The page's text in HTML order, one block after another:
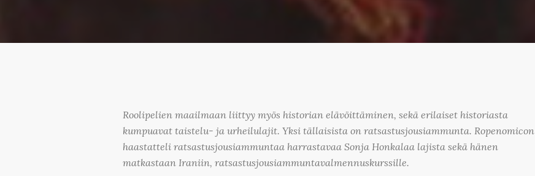
Roolipelien maailmaan liittyy myös historian elävöittäminen, sekä erilaiset historiasta
kumpuavat taistelu- ja urheilulajit. Yksi tällaisista on ratsastusjousiammunta. Ropenomicon
haastatteli ratsastusjousiammuntaa harrastavaa Sonja Honkalaa lajista sekä hänen
matkastaan Iraniin, ratsastusjousiammuntavalmennuskurssille.